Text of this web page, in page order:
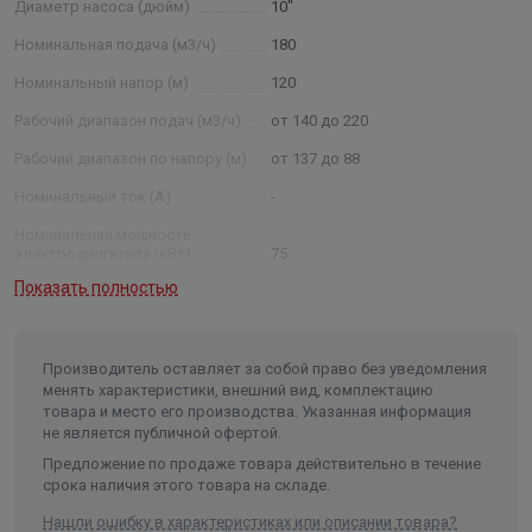
номинальная подача, м3 /ч; 50 — номинальный напор в
метрах водяного столба; нрк — нержавеющие рабочие
колеса (нро — нержавеющие рабочие органы (рабочие
колеса, отводы)) Примечание: * - параметры будут
установлены после проведения испытания агрегатов.
Диаметр насоса (дюйм) 10"
Номинальная подача (м3/ч) 180
Номинальный напор (м) 120
Рабочий диапазон подач (м3/ч) от 140 до 220
Рабочий диапазон по напору (м) от 137 до 88
-
75
Условный диаметр насоса
Внутренний диаметр обсадной
трубы скважины не менее/не
более (мм)
250/301
Частота, (Гц) 50
Показать полностью
Производитель оставляет за собой право без уведомления
менять характеристики, внешний вид, комплектацию
товара и место его производства. Указанная информация
не является публичной офертой.
Предложение по продаже товара действительно в течение
срока наличия этого товара на складе.
Нашли ошибку в характеристиках или описании товара?